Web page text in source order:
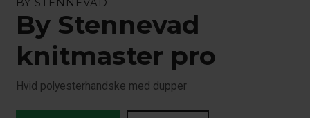
By Stennevad
knitmaster pro
Hvid polyesterhandske med dupper